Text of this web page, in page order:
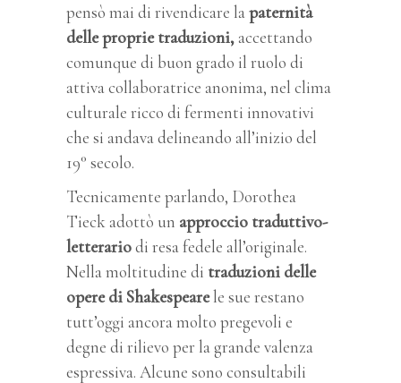
pensò mai di rivendicare lapaternità
delle proprie traduzioni,accettando
comunque di buon grado il ruolo di
attiva collaboratrice anonima, nel clima
culturale ricco di fermenti innovativi
che si andava delineando all’inizio del
19° secolo.
Tecnicamente parlando, Dorothea
Tieck adottò un approccio traduttivo-
letterariodi resa fedele all’originale.
Nella moltitudine di traduzioni delle
opere di Shakespearele sue restano
tutt’oggi ancora molto pregevoli e
degne di rilievo per la grande valenza
espressiva. Alcune sono consultabili